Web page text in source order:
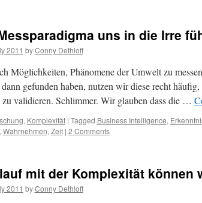
uns in die Irre
2011 by Conny Dethloff
Möglichkeiten, Phänomene der Umwelt zu
gefunden haben, nutzen wir diese recht
zu validieren. Schlimmer. Wir glauben dass die …
, Komplexität | Tagged Business Intelligence,
Wahrnehmen, Zeit | 2 Comments
mit der Komplexität können
2011 by Conny Dethloff